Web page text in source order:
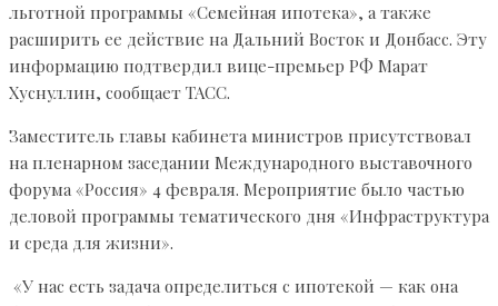
льготной программы «Семейная ипотека», а также
расширить ее действие на Дальний Восток и Донбасс. Эту
информацию подтвердил вице-премьер РФ Марат
Хуснуллин, сообщает ТАСС.
Заместитель главы кабинета министров присутствовал
на пленарном заседании Международного выставочного
форума «Россия» 4 февраля. Мероприятие было частью
деловой программы тематического дня «Инфраструктура
и среда для жизни».
«У нас есть задача определиться с ипотекой — как она